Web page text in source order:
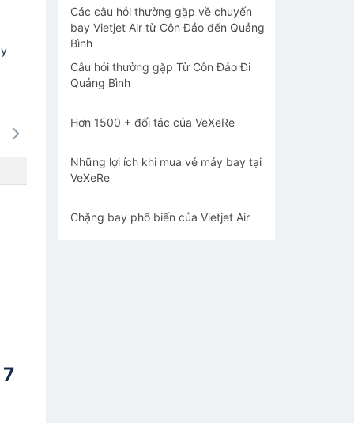
17/08
18/08
Các câu hỏi thường gặp về chuyến
bay Vietjet Air từ Côn Đảo đến Quảng
Bình
Câu hỏi thường gặp Từ Côn Đảo Đi
Quảng Bình
Hơn 1500 + đối tác của VeXeRe
Những lợi ích khi mua vé máy bay tại
VeXeRe
Chặng bay phổ biến của Vietjet Air